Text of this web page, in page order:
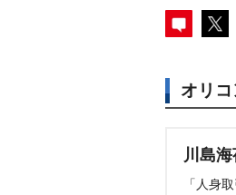
オリ
川島
「人身